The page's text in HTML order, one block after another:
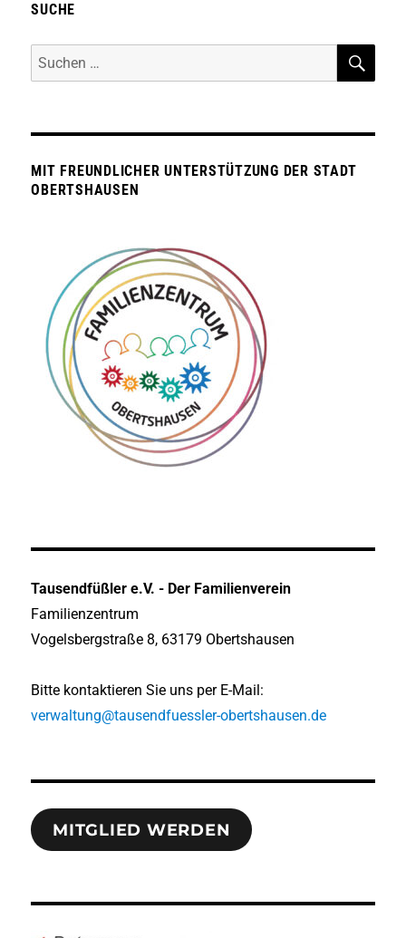
SUCHE
Suche
nach:
MIT FREUNDLICHER UNTERSTÜTZUNG DER STADT
OBERTSHAUSEN
Tausendfüßler e.V. - Der Familienverein
Familienzentrum
Vogelsbergstraße 8, 63179 Obertshausen
Bitte kontaktieren Sie uns per E-Mail:
verwaltung@tausendfuessler-obertshausen.de
MITGLIED WERDEN